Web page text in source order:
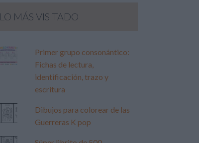
LO MÁS VISITADO
Primer grupo consonántico:
Fichas de lectura,
identificación, trazo y
escritura
Dibujos para colorear de las
Guerreras K pop